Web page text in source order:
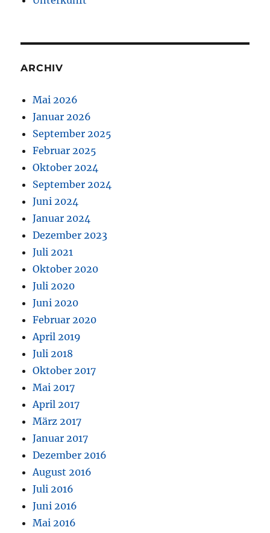
ARCHIV
Mai 2026
Januar 2026
September 2025
Februar 2025
Oktober 2024
September 2024
Juni 2024
Januar 2024
Dezember 2023
Juli 2021
Oktober 2020
Juli 2020
Juni 2020
Februar 2020
April 2019
Juli 2018
Oktober 2017
Mai 2017
April 2017
März 2017
Januar 2017
Dezember 2016
August 2016
Juli 2016
Juni 2016
Mai 2016